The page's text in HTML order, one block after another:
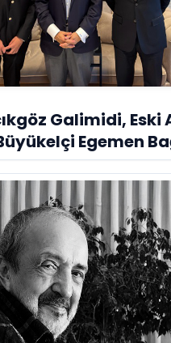
Galimidi, Eski
Egemen